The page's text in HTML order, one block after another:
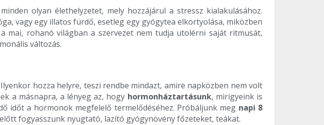
olyan élethelyzetet, mely hozzájárul a stressz kialakulásához.
vagy egy illatos fürdő, esetleg egy gyógytea elkortyolása, miközben
mai, rohanó világban a szervezet nem tudja utolérni saját ritmusát,
változás.
hozza helyre, teszi rendbe mindazt, amire napközben nem volt
a másnapra, a lényeg az, hogy hormonháztartásunk, mirigyeink is
időt a hormonok megfelelő termelődéséhez. Próbáljunk meg napi 8
fogyasszunk nyugtató, lazító gyógynövény főzeteket, teákat.